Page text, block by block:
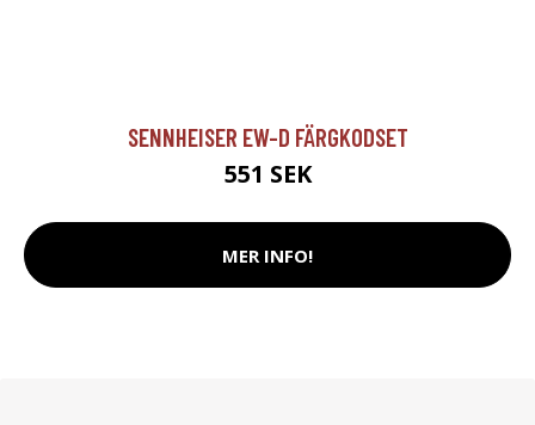
SENNHEISER EW-D FÄRGKODSET
551 SEK
MER INFO!